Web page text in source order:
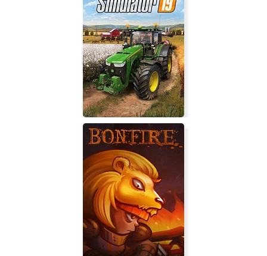
BRINK
Farming Simulator 19